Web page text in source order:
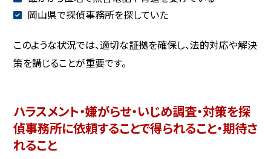
岡山県で探偵事務所を探していた
このような状況では、適切な証拠を確保し、法的対応や解決
策を講じることが重要です。
ハラスメント・嫌がらせ・いじめ調査・対策を探
偵事務所に依頼することで得られること・期待さ
れること